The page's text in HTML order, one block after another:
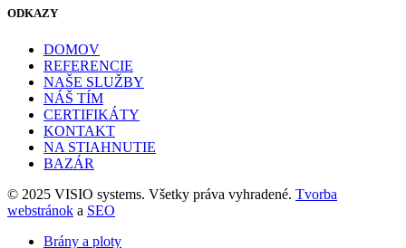
ODKAZY
DOMOV
REFERENCIE
NAŠE SLUŽBY
NÁŠ TÍM
CERTIFIKÁTY
KONTAKT
NA STIAHNUTIE
BAZÁR
© 2025 VISIO systems. Všetky práva vyhradené. Tvorba
webstránok a SEO
Brány a ploty